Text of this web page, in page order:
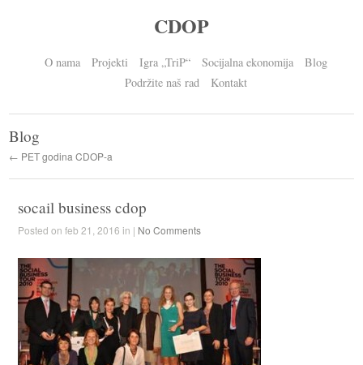
CDOP
O nama Projekti Igra „TriP“ Socijalna ekonomija
Blog
Podržite naš rad
Kontakt
Blog
← PET godina CDOP-a
socail business cdop
Posted on feb 21, 2016 in | No Comments